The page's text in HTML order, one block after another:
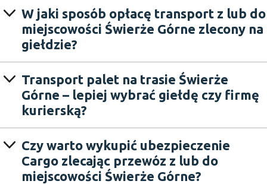
W jaki sposób opłacę transport z lub do
miejscowości Świerże Górne zlecony na
giełdzie?
Transport palet na trasie Świerże
Górne – lepiej wybrać giełdę czy firmę
kurierską?
Czy warto wykupić ubezpieczenie
Cargo zlecając przewóz z lub do
miejscowości Świerże Górne?